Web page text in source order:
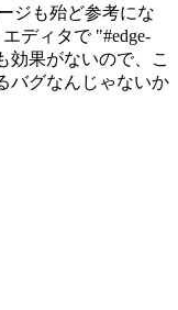
ジも殆ど参考にな
ディタで "#edge-
効果がないので、こ
バグなんじゃないか